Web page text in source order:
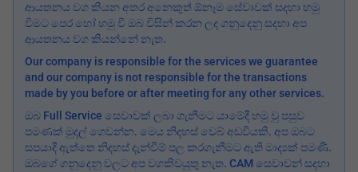
ආයතනය වග කියන අතර අනෙකුත් ඕනෑම සේවාවක් සදහා හමු
වීමට පෙර හෝ හමු වී ඔබ විසින් කරන ලද ගනුදෙනු සදහා අප
ආයතනය වග කියන්නේ නැත.
Our company is responsible for the services we guarantee
and our company is not responsible for the transactions
made by you before or after meeting for any other services.
ඔබ Full Service සෙවාවක් ලබා ගැනීමට යාමේදී හමු වු පසුව
පමණක් මුදල් ගෙවන්න. මෙය නිදහස් වෙබ් අඩවියකි. අප ඔබට
සපයාදී ඇත්තෙ නිදහස් දැන්වීම් පල කරගැනීමට ඇති මාද්‍යක් පමණි.
ඔබගේ ගනුදෙනු වලට අප වගකිවයුතු නැත. CAM සෙවාවන් සදහා